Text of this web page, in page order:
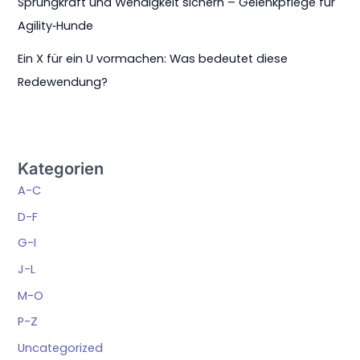
Agility‑Hunde
Ein X für ein U vormachen: Was bedeutet diese
Redewendung?
Kategorien
A-C
D-F
G-I
J-L
M-O
P-Z
Uncategorized